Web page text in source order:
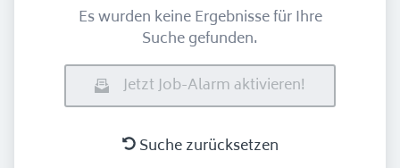
Es wurden keine Ergebnisse für Ihre
Suche gefunden.
Jetzt Job-Alarm aktivieren!
Suche zurücksetzen